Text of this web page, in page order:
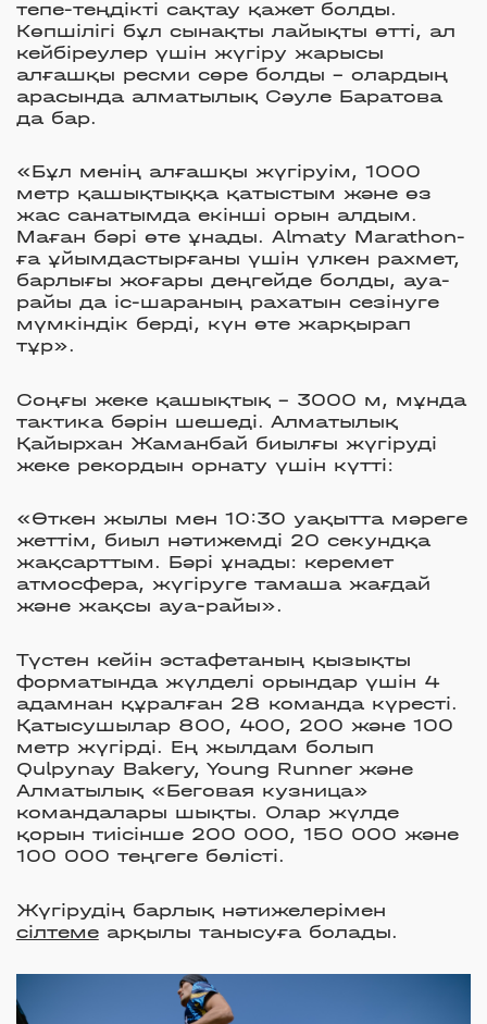
тепе-теңдікті сақтау қажет болды.
Көпшілігі бұл сынақты лайықты өтті, ал
кейбіреулер үшін жүгіру жарысы
алғашқы ресми сөре болды - олардың
арасында алматылық Сәуле Баратова
да бар.
«Бұл менің алғашқы жүгіруім, 1000
метр қашықтыққа қатыстым және өз
жас санатымда екінші орын алдым.
Маған бәрі өте ұнады. Almaty Marathon-
ға ұйымдастырғаны үшін үлкен рахмет,
барлығы жоғары деңгейде болды, ауа-
райы да іс-шараның рахатын сезінуге
мүмкіндік берді, күн өте жарқырап
тұр».
Соңғы жеке қашықтық - 3000 м, мұнда
тактика бәрін шешеді. Алматылық
Қайырхан Жаманбай биылғы жүгіруді
жеке рекордын орнату үшін күтті:
«Өткен жылы мен 10:30 уақытта мәреге
жеттім, биыл нәтижемді 20 секундқа
жақсарттым. Бәрі ұнады: керемет
атмосфера, жүгіруге тамаша жағдай
және жақсы ауа-райы».
Түстен кейін эстафетаның қызықты
форматында жүлделі орындар үшін 4
адамнан құралған 28 команда күресті.
Қатысушылар 800, 400, 200 және 100
метр жүгірді. Ең жылдам болып
Qulpynay Bakery, Young Runner және
Алматылық «Беговая кузница»
командалары шықты. Олар жүлде
қорын тиісінше 200 000, 150 000 және
100 000 теңгеге бөлісті.
Жүгірудің барлық нәтижелерімен
сілтемеарқылы танысуға болады.